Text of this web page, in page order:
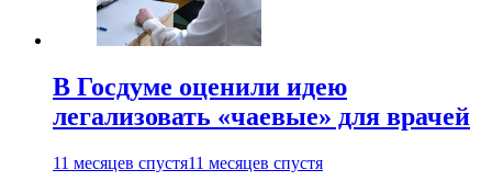
В Госдуме оценили идею
легализовать «чаевые» для врачей
11 месяцев спустя11 месяцев спустя